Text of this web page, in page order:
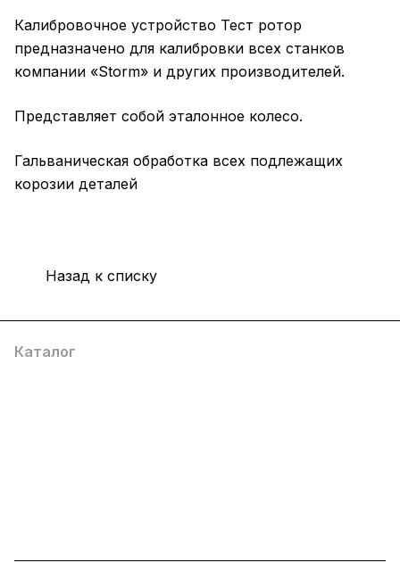
Калибровочное устройство Тест ротор
предназначено для калибровки всех станков
компании «Storm» и других производителей.
Представляет собой эталонное колесо.
Гальваническая обработка всех подлежащих
корозии деталей
Назад к списку
Каталог